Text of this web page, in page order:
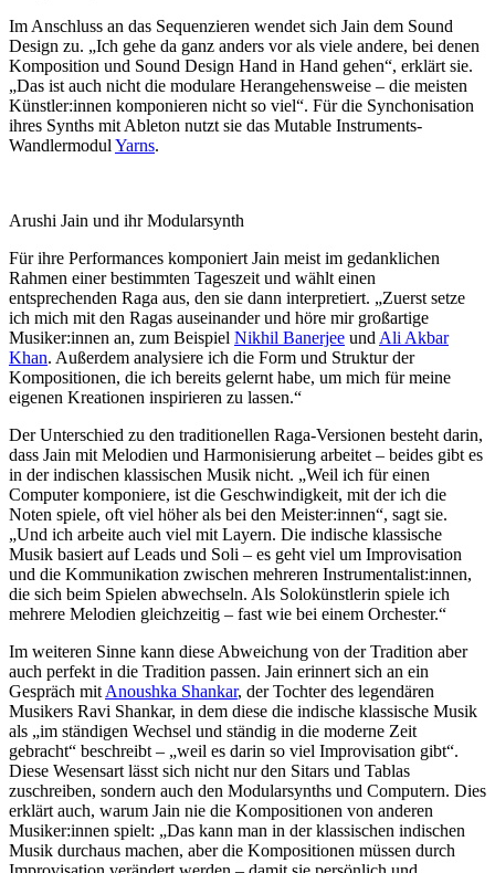
Im Anschluss an das Sequenzieren wendet sich Jain dem Sound
Design zu. „Ich gehe da ganz anders vor als viele andere, bei denen
Komposition und Sound Design Hand in Hand gehen“, erklärt sie.
„Das ist auch nicht die modulare Herangehensweise – die meisten
Künstler:innen komponieren nicht so viel“. Für die Synchonisation
ihres Synths mit Ableton nutzt sie das Mutable Instruments-
Wandlermodul Yarns.
Arushi Jain und ihr Modularsynth
Für ihre Performances komponiert Jain meist im gedanklichen
Rahmen einer bestimmten Tageszeit und wählt einen
entsprechenden Raga aus, den sie dann interpretiert. „Zuerst setze
ich mich mit den Ragas auseinander und höre mir großartige
Musiker:innen an, zum Beispiel Nikhil Banerjee und Ali Akbar
Khan. Außerdem analysiere ich die Form und Struktur der
Kompositionen, die ich bereits gelernt habe, um mich für meine
eigenen Kreationen inspirieren zu lassen.“
Der Unterschied zu den traditionellen Raga-Versionen besteht darin,
dass Jain mit Melodien und Harmonisierung arbeitet – beides gibt es
in der indischen klassischen Musik nicht. „Weil ich für einen
Computer komponiere, ist die Geschwindigkeit, mit der ich die
Noten spiele, oft viel höher als bei den Meister:innen“, sagt sie.
„Und ich arbeite auch viel mit Layern. Die indische klassische
Musik basiert auf Leads und Soli – es geht viel um Improvisation
und die Kommunikation zwischen mehreren Instrumentalist:innen,
die sich beim Spielen abwechseln. Als Solokünstlerin spiele ich
mehrere Melodien gleichzeitig – fast wie bei einem Orchester.“
Im weiteren Sinne kann diese Abweichung von der Tradition aber
auch perfekt in die Tradition passen. Jain erinnert sich an ein
Gespräch mit Anoushka Shankar, der Tochter des legendären
Musikers Ravi Shankar, in dem diese die indische klassische Musik
als „im ständigen Wechsel und ständig in die moderne Zeit
gebracht“ beschreibt – „weil es darin so viel Improvisation gibt“.
Diese Wesensart lässt sich nicht nur den Sitars und Tablas
zuschreiben, sondern auch den Modularsynths und Computern. Dies
erklärt auch, warum Jain nie die Kompositionen von anderen
Musiker:innen spielt: „Das kann man in der klassischen indischen
Musik durchaus machen, aber die Kompositionen müssen durch